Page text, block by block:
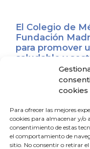
cookies
Para ofrecer las mejores
cookies para almacenar y/o
consentimiento de estas
el comportamiento de
sitio. No consentir o retirar
El Colegio de
Fundación
para promover
saludable y
4 de agosto de 2026
Junta y el
exige que se
para los
31 de julio de 2026